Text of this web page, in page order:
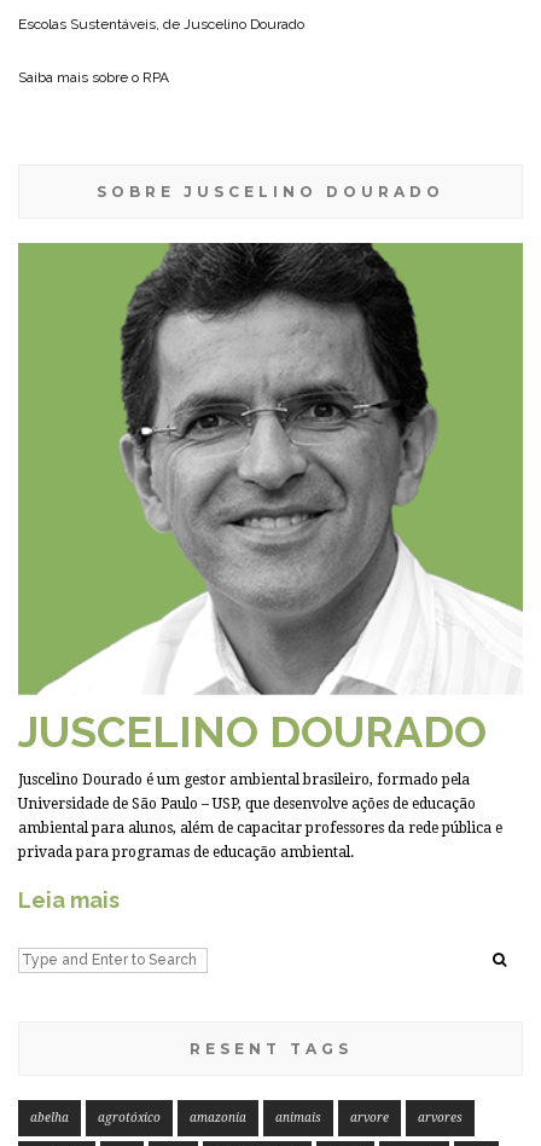
Escolas Sustentáveis, de Juscelino Dourado
Saiba mais sobre o RPA
SOBRE JUSCELINO DOURADO
JUSCELINO DOURADO
Juscelino Dourado é um gestor ambiental brasileiro, formado pela
Universidade de São Paulo – USP, que desenvolve ações de educação
ambiental para alunos, além de capacitar professores da rede pública e
privada para programas de educação ambiental.
Leia mais
RESENT TAGS
abelha agrotóxico amazonia animais arvore arvores